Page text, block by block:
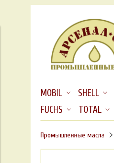
MOBIL SHELL
FUCHS
TOTAL
Промышленные масла